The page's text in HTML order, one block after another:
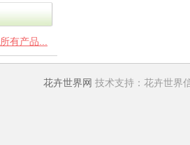
所有产品...
花卉世界网 技术支持：花